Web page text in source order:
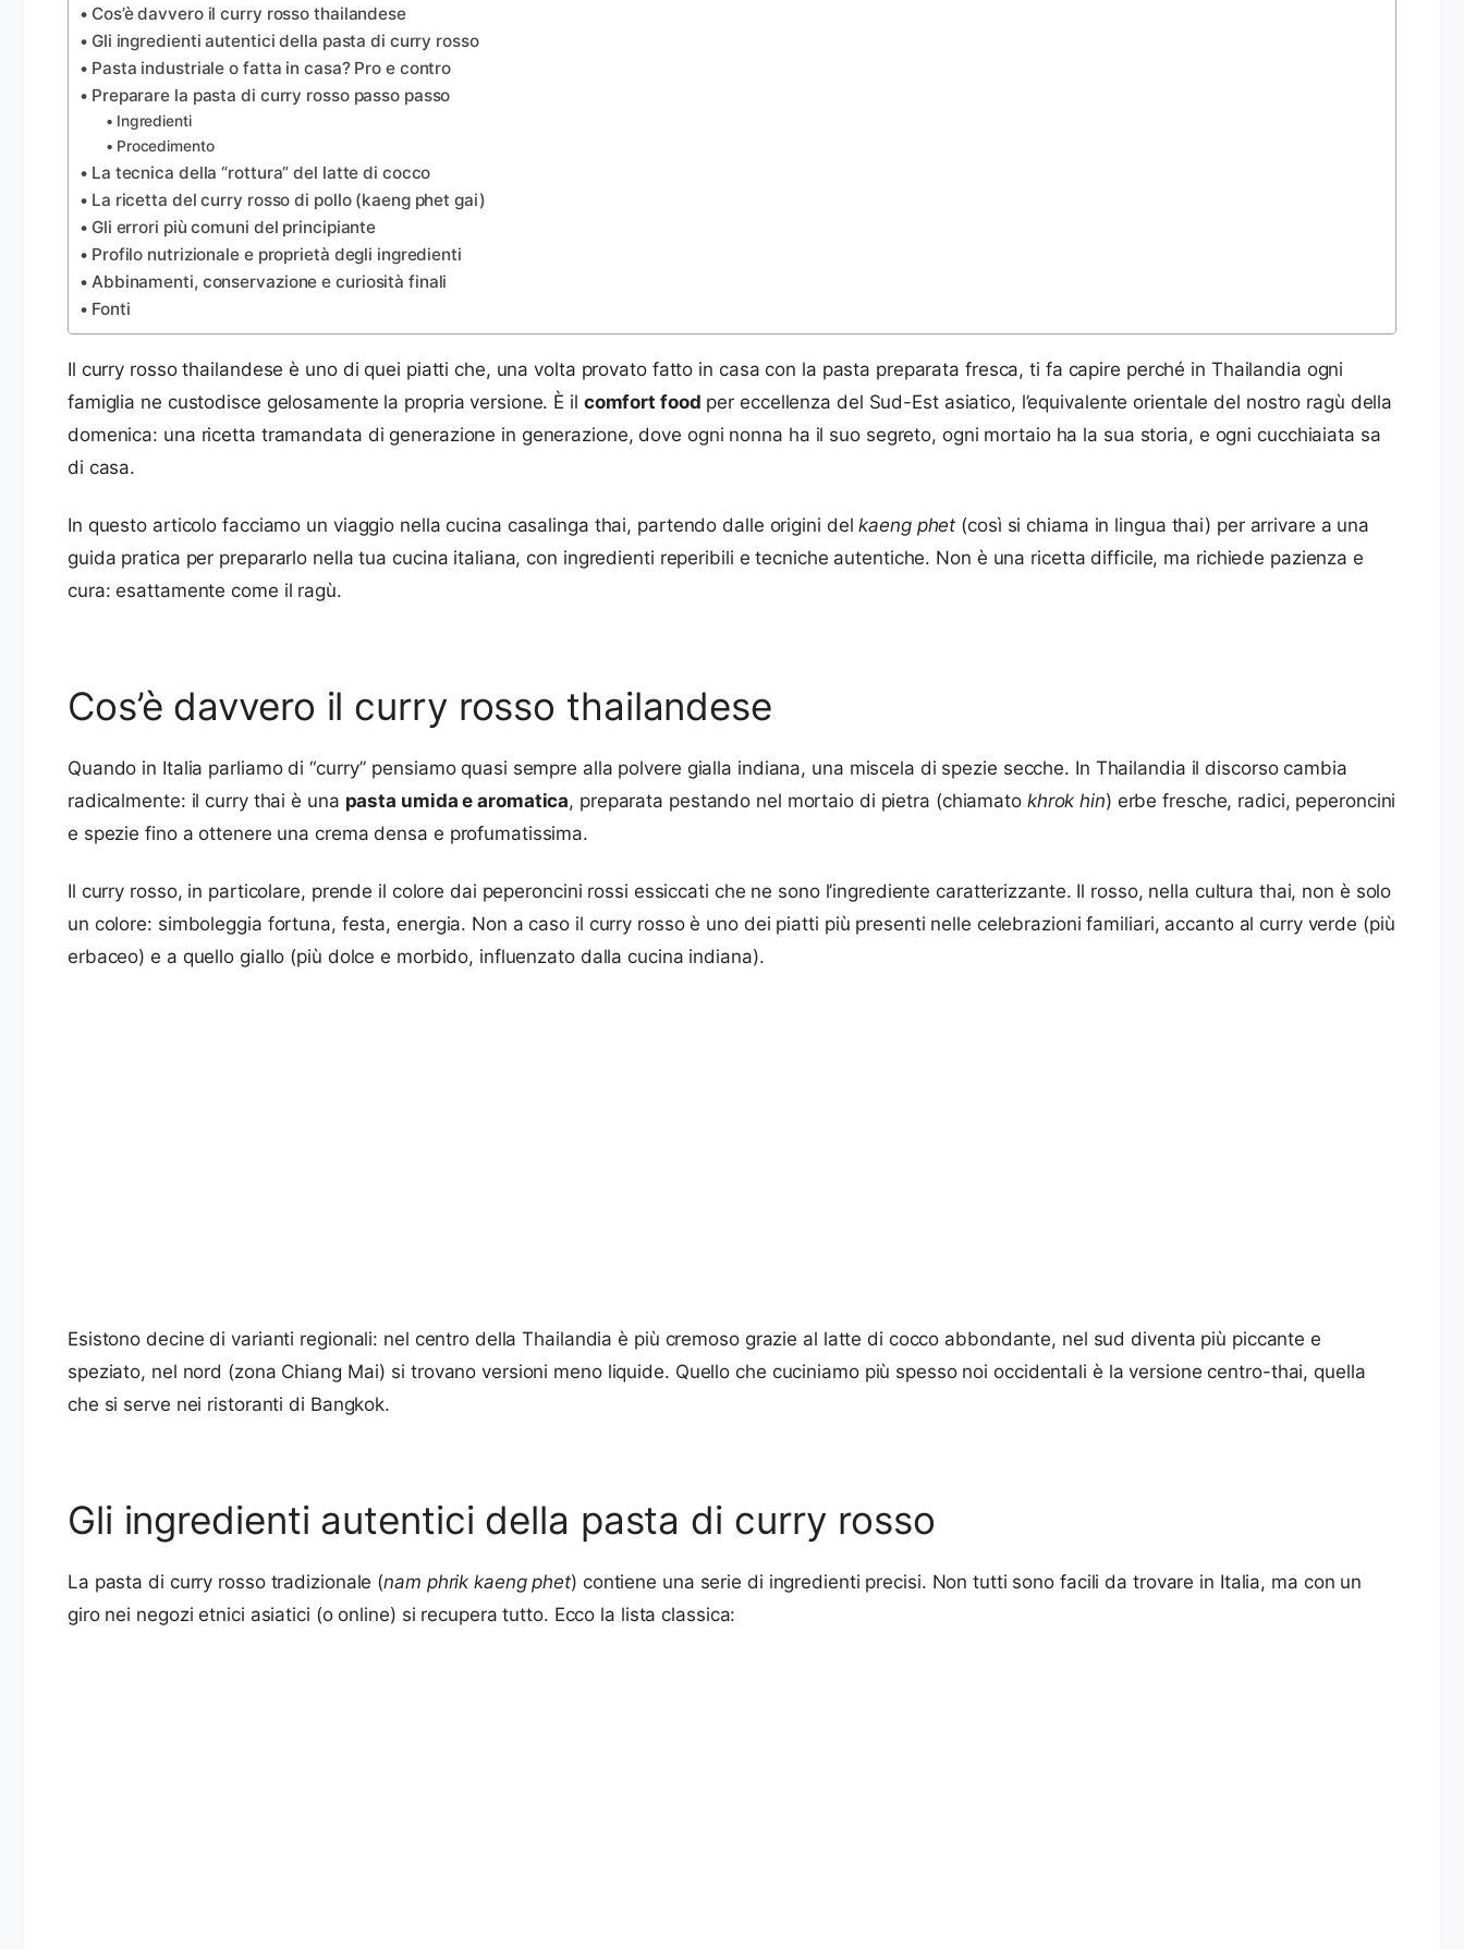
Cos’è davvero il curry rosso thailandese
Gli ingredienti autentici della pasta di curry rosso
Pasta industriale o fatta in casa? Pro e contro
Preparare la pasta di curry rosso passo passo
Ingredienti
Procedimento
La tecnica della “rottura” del latte di cocco
La ricetta del curry rosso di pollo (kaeng phet gai)
Gli errori più comuni del principiante
Profilo nutrizionale e proprietà degli ingredienti
Abbinamenti, conservazione e curiosità finali
Fonti
Il curry rosso thailandese è uno di quei piatti che, una volta provato fatto in casa con la pasta preparata fresca, ti fa capire perché in Thailandia ogni
famiglia ne custodisce gelosamente la propria versione. È il comfort food per eccellenza del Sud-Est asiatico, l’equivalente orientale del nostro ragù della
domenica: una ricetta tramandata di generazione in generazione, dove ogni nonna ha il suo segreto, ogni mortaio ha la sua storia, e ogni cucchiaiata sa
di casa.
In questo articolo facciamo un viaggio nella cucina casalinga thai, partendo dalle origini delkaeng phet (così si chiama in lingua thai) per arrivare a una
guida pratica per prepararlo nella tua cucina italiana, con ingredienti reperibili e tecniche autentiche. Non è una ricetta difficile, ma richiede pazienza e
cura: esattamente come il ragù.
Cos’è davvero il curry rosso thailandese
Quando in Italia parliamo di “curry” pensiamo quasi sempre alla polvere gialla indiana, una miscela di spezie secche. In Thailandia il discorso cambia
radicalmente: il curry thai è una pasta umida e aromatica, preparata pestando nel mortaio di pietra (chiamato khrok hin) erbe fresche, radici, peperoncini
e spezie fino a ottenere una crema densa e profumatissima.
Il curry rosso, in particolare, prende il colore dai peperoncini rossi essiccati che ne sono l’ingrediente caratterizzante. Il rosso, nella cultura thai, non è solo
un colore: simboleggia fortuna, festa, energia. Non a caso il curry rosso è uno dei piatti più presenti nelle celebrazioni familiari, accanto al curry verde (più
erbaceo) e a quello giallo (più dolce e morbido, influenzato dalla cucina indiana).
Esistono decine di varianti regionali: nel centro della Thailandia è più cremoso grazie al latte di cocco abbondante, nel sud diventa più piccante e
speziato, nel nord (zona Chiang Mai) si trovano versioni meno liquide. Quello che cuciniamo più spesso noi occidentali è la versione centro-thai, quella
che si serve nei ristoranti di Bangkok.
Gli ingredienti autentici della pasta di curry rosso
La pasta di curry rosso tradizionale (nam phrik kaeng phet) contiene una serie di ingredienti precisi. Non tutti sono facili da trovare in Italia, ma con un
giro nei negozi etnici asiatici (o online) si recupera tutto. Ecco la lista classica: